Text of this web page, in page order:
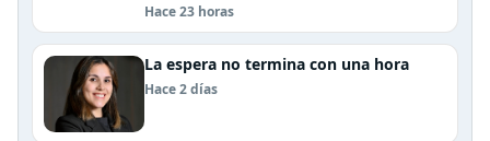
Hace 23 horas
La espera no termina con una hora
Hace 2 días